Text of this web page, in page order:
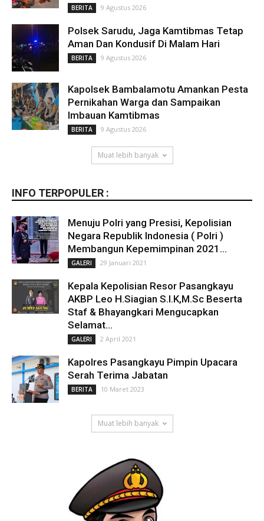
BERITA 9 Agustus 2026
Polsek Sarudu, Jaga Kamtibmas Tetap
Aman Dan Kondusif Di Malam Hari
BERITA 9 Agustus 2026
Kapolsek Bambalamotu Amankan Pesta
Pernikahan Warga dan Sampaikan
Imbauan Kamtibmas
BERITA 9 Agustus 2026
Muat lebih banyak
INFO TERPOPULER :
Menuju Polri yang Presisi, Kepolisian
Negara Republik Indonesia ( Polri )
Membangun Kepemimpinan 2021...
GALERI 29 Januari 2021
Kepala Kepolisian Resor Pasangkayu
AKBP Leo H.Siagian S.I.K,M.Sc Beserta
Staf & Bhayangkari Mengucapkan
Selamat...
GALERI 2 April 2021
Kapolres Pasangkayu Pimpin Upacara
Serah Terima Jabatan
BERITA 10 Maret 2023
Muat lebih banyak